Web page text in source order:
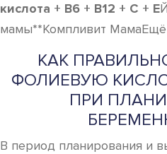
кислота + B6 + B12 + C + E
мамы**Компливит МамаЕщё
КАК
ФОЛИЕВУЮ
ПРИ
В период планирования и